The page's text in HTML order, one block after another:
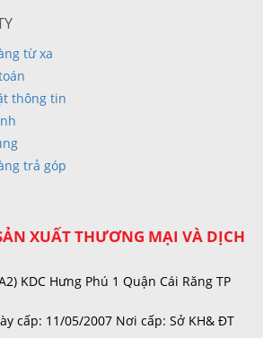
từ xa
thông tin
trả góp
XUẤT THƯƠNG MẠI VÀ DỊCH
KDC Hưng Phú 1 Quận Cái Răng TP
cấp: 11/05/2007 Nơi cấp: Sở KH& ĐT